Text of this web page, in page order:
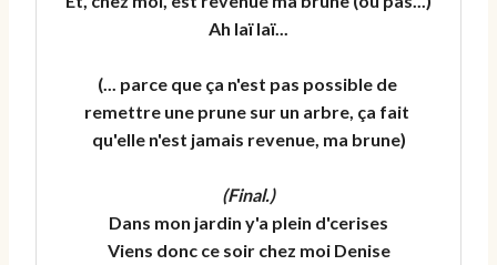
Ah laï laï...
(... parce que ça n'est pas possible de
remettre une prune sur un arbre, ça fait
qu'elle n'est jamais revenue, ma brune)
(Final.)
Dans mon jardin y'a plein d'cerises
Viens donc ce soir chez moi Denise